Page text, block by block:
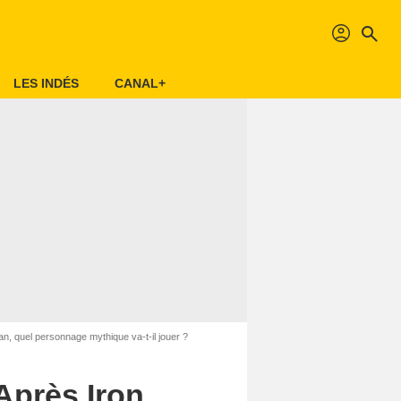
profil search
LES INDÉS CANAL+
quel personnage mythique va-t-il jouer ?